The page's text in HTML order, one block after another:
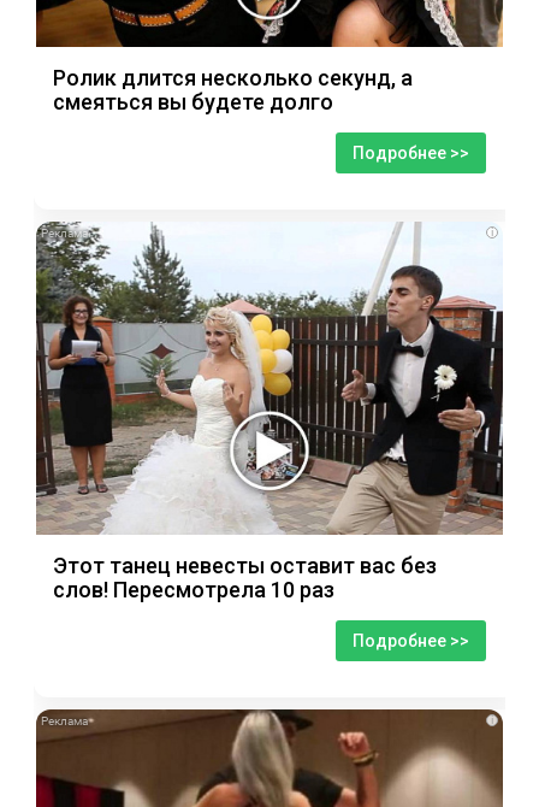
Ролик длится несколько секунд, а
смеяться вы будете долго
Подробнее >>
i
Этот танец невесты оставит вас без
слов! Пересмотрела 10 раз
Подробнее >>
i